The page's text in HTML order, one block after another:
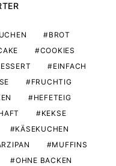
BROT
COOKIES
EINFACH
FRUCHTIG
HEFETEIG
KEKSE
KÄSEKUCHEN
MUFFINS
OHNE BACKEN